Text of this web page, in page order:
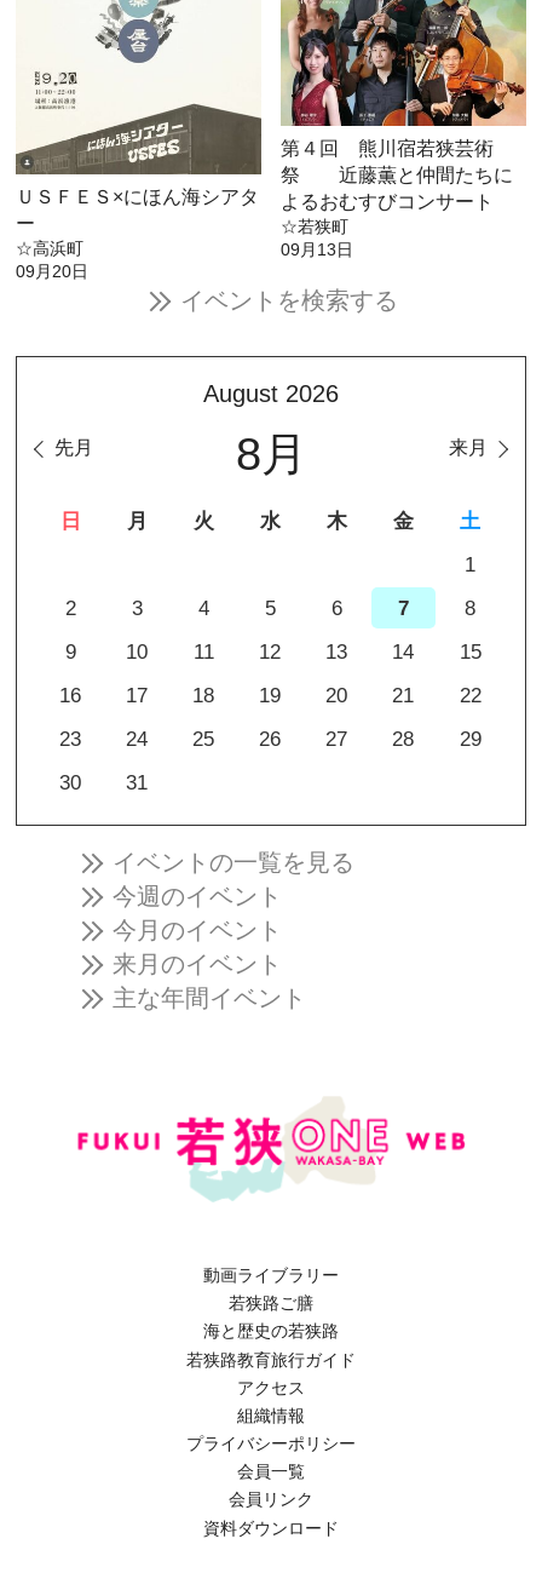
ＵＳＦＥＳ×にほん海シアタ
ー
☆高浜町
09月20日
第４回 熊川宿若狭芸術
祭 近藤薫と仲間たちに
よるおむすびコンサート
☆若狭町
09月13日
イベントを検索する
August 2026
先月 8月 来月
日 月 火 水 木 金
土
1
2
3 4 5 6 7
8
9
10 11 12 13 14
15
16
17 18 19 20 21
22
23
24 25 26 27 28
29
30
31
イベントの一覧を見る
今週のイベント
今月のイベント
来月のイベント
主な年間イベント
動画ライブラリー
若狭路ご膳
海と歴史の若狭路
若狭路教育旅行ガイド
アクセス
組織情報
プライバシーポリシー
会員一覧
会員リンク
資料ダウンロード